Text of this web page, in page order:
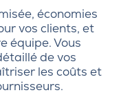
économies
vos clients, et
équipe. Vous
de vos
les coûts et